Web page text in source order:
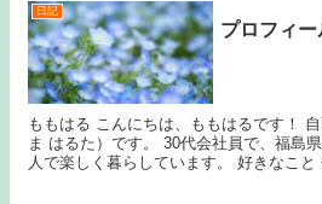
日記
プロフィー
ももはる こんにちは、ももはるです！
ま はるた）です。 30代会社員で、福島
人で楽しく暮らしています。 好きなこ